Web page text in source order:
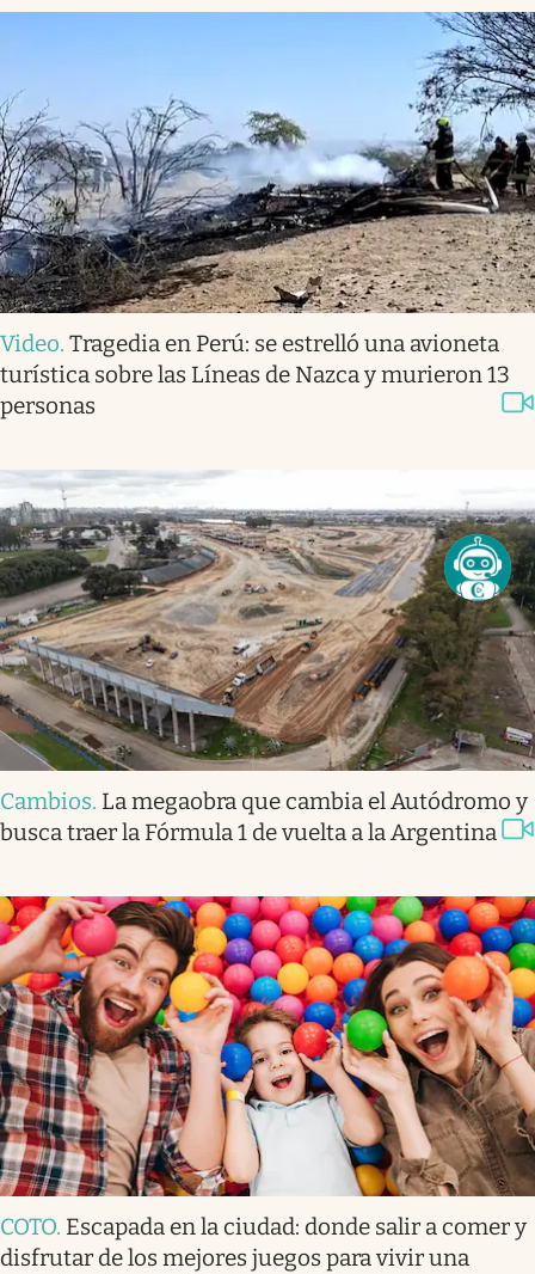
Video. Tragedia en Perú: se estrelló una avioneta
turística sobre las Líneas de Nazca y murieron 13
personas
Cambios. La megaobra que cambia el Autódromo y
busca traer la Fórmula 1 de vuelta a la Argentina
COTO. Escapada en la ciudad: donde salir a comer y
disfrutar de los mejores juegos para vivir una